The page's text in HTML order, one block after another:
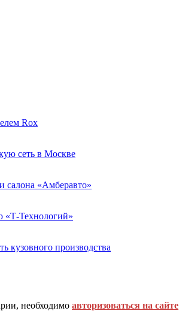
Rox
сеть в Москве
салона «Амберавто»
«Т-Технологий»
кузовного производства
необходимо авторизоваться на сайте